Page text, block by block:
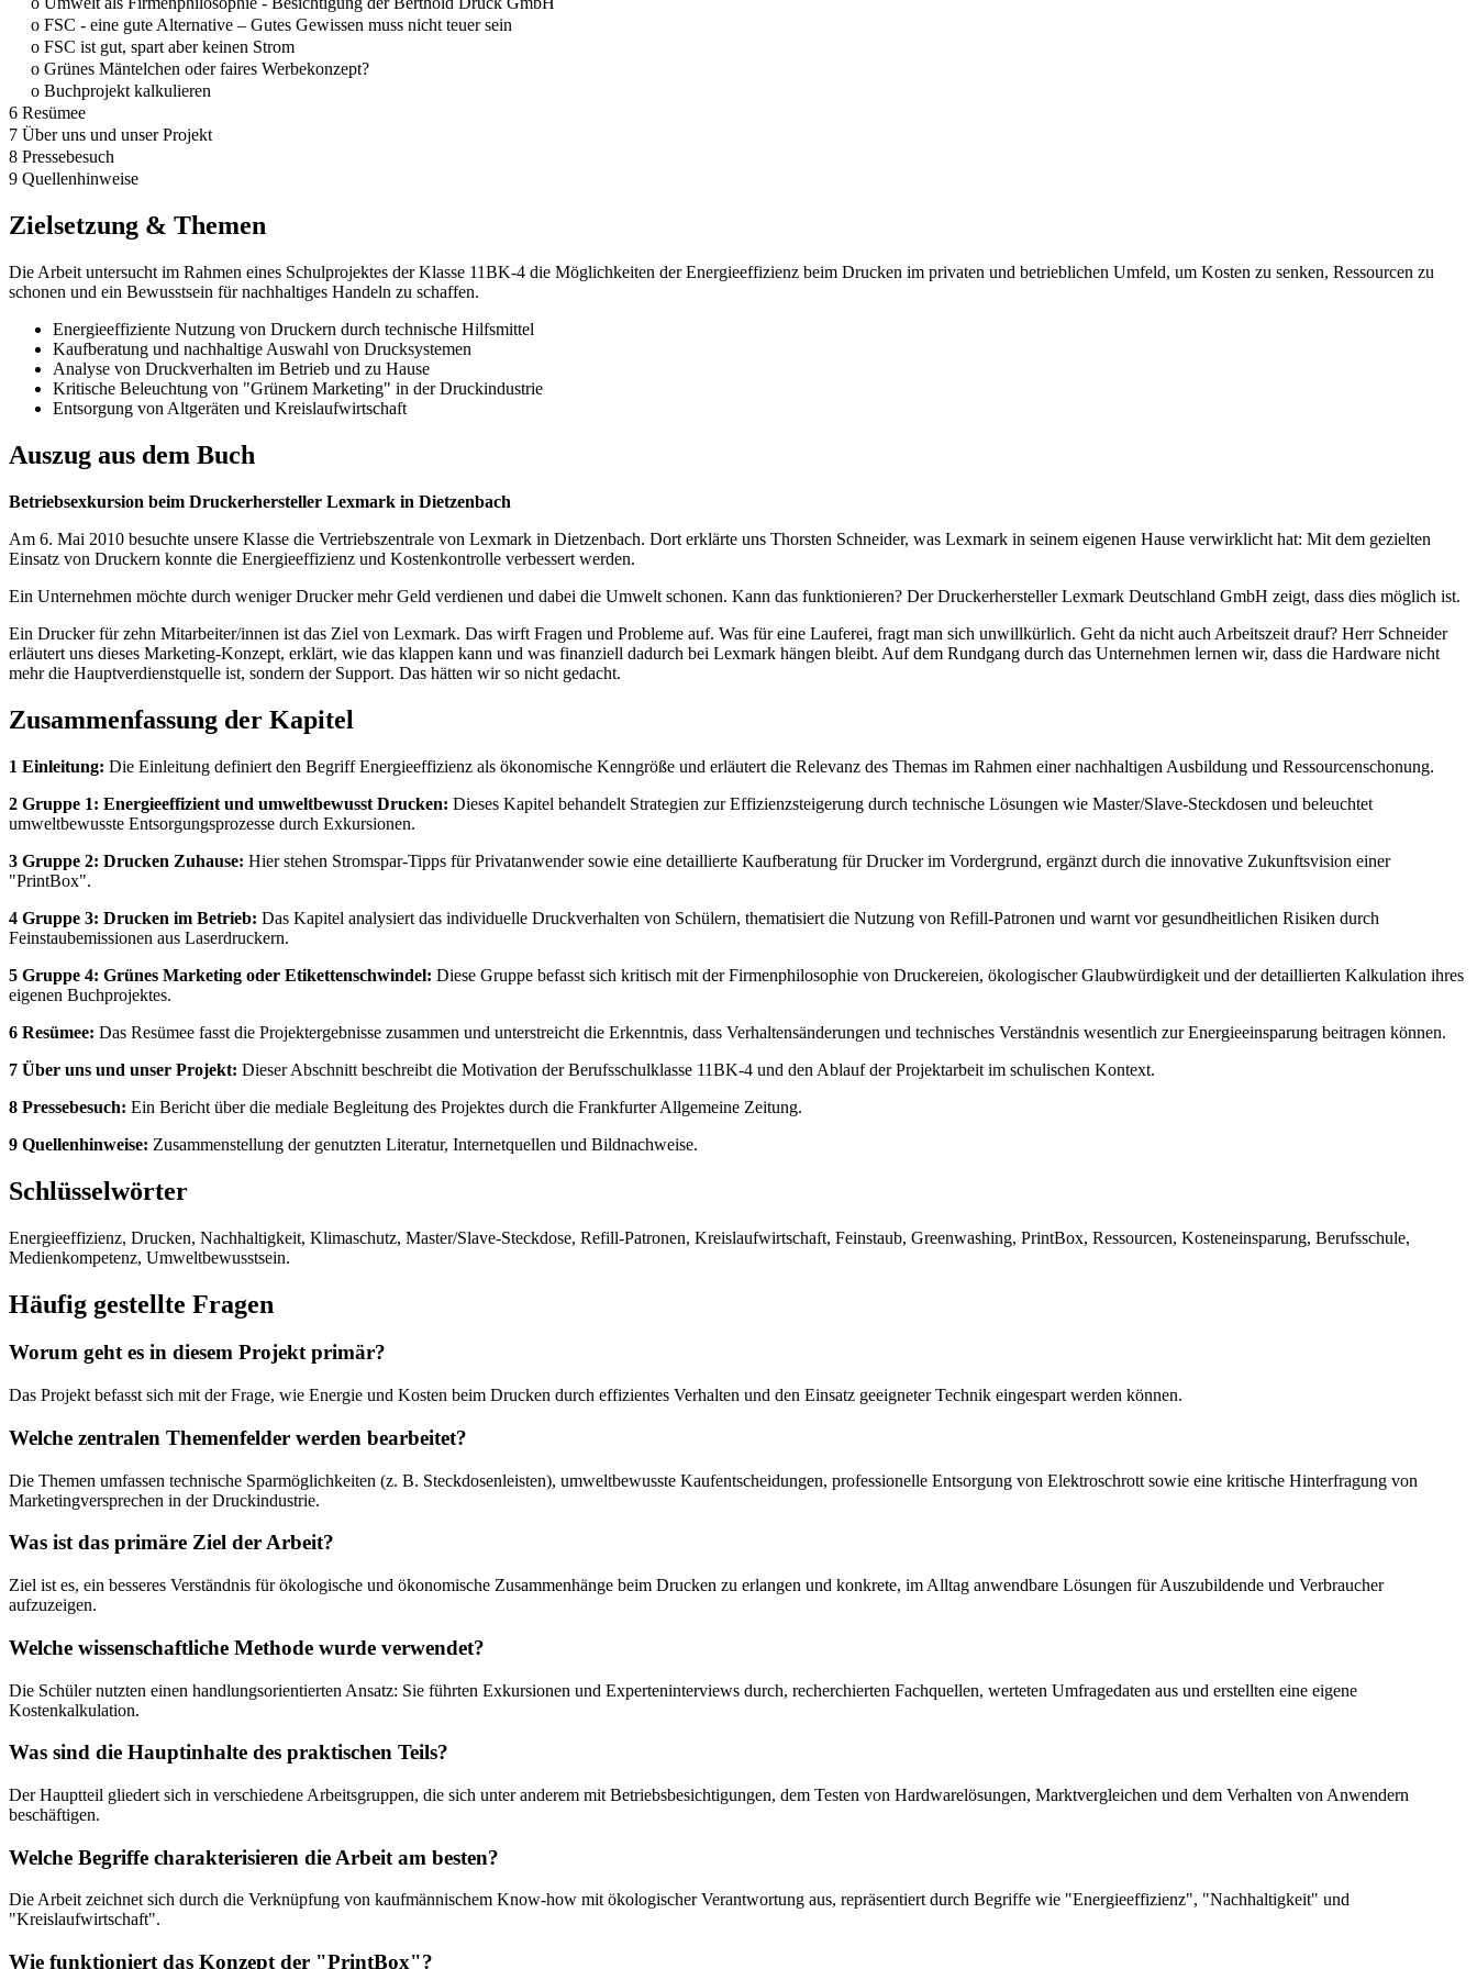
o FSC - eine gute Alternative – Gutes Gewissen muss nicht teuer sein
o FSC ist gut, spart aber keinen Strom
o Grünes Mäntelchen oder faires Werbekonzept?
o Buchprojekt kalkulieren
6 Resümee
7 Über uns und unser Projekt
8 Pressebesuch
9 Quellenhinweise
Zielsetzung & Themen
Die Arbeit untersucht im Rahmen eines Schulprojektes der Klasse 11BK-4 die Möglichkeiten der Energieeffizienz beim Drucken im privaten und betrieblichen Umfeld, um Kosten zu senken, Ressourcen zu
schonen und ein Bewusstsein für nachhaltiges Handeln zu schaffen.
Energieeffiziente Nutzung von Druckern durch technische Hilfsmittel
Kaufberatung und nachhaltige Auswahl von Drucksystemen
Analyse von Druckverhalten im Betrieb und zu Hause
Kritische Beleuchtung von "Grünem Marketing" in der Druckindustrie
Entsorgung von Altgeräten und Kreislaufwirtschaft
Auszug aus dem Buch
Betriebsexkursion beim Druckerhersteller Lexmark in Dietzenbach
Am 6. Mai 2010 besuchte unsere Klasse die Vertriebszentrale von Lexmark in Dietzenbach. Dort erklärte uns Thorsten Schneider, was Lexmark in seinem eigenen Hause verwirklicht hat: Mit dem gezielten
Einsatz von Druckern konnte die Energieeffizienz und Kostenkontrolle verbessert werden.
Ein Unternehmen möchte durch weniger Drucker mehr Geld verdienen und dabei die Umwelt schonen. Kann das funktionieren? Der Druckerhersteller Lexmark Deutschland GmbH zeigt, dass dies möglich ist.
Ein Drucker für zehn Mitarbeiter/innen ist das Ziel von Lexmark. Das wirft Fragen und Probleme auf. Was für eine Lauferei, fragt man sich unwillkürlich. Geht da nicht auch Arbeitszeit drauf? Herr Schneider
erläutert uns dieses Marketing-Konzept, erklärt, wie das klappen kann und was finanziell dadurch bei Lexmark hängen bleibt. Auf dem Rundgang durch das Unternehmen lernen wir, dass die Hardware nicht
mehr die Hauptverdienstquelle ist, sondern der Support. Das hätten wir so nicht gedacht.
Zusammenfassung der Kapitel
1 Einleitung: Die Einleitung definiert den Begriff Energieeffizienz als ökonomische Kenngröße und erläutert die Relevanz des Themas im Rahmen einer nachhaltigen Ausbildung und Ressourcenschonung.
2 Gruppe 1: Energieeffizient und umweltbewusst Drucken: Dieses Kapitel behandelt Strategien zur Effizienzsteigerung durch technische Lösungen wie Master/Slave-Steckdosen und beleuchtet
umweltbewusste Entsorgungsprozesse durch Exkursionen.
3 Gruppe 2: Drucken Zuhause: Hier stehen Stromspar-Tipps für Privatanwender sowie eine detaillierte Kaufberatung für Drucker im Vordergrund, ergänzt durch die innovative Zukunftsvision einer
"PrintBox".
4 Gruppe 3: Drucken im Betrieb: Das Kapitel analysiert das individuelle Druckverhalten von Schülern, thematisiert die Nutzung von Refill-Patronen und warnt vor gesundheitlichen Risiken durch
Feinstaubemissionen aus Laserdruckern.
5 Gruppe 4: Grünes Marketing oder Etikettenschwindel: Diese Gruppe befasst sich kritisch mit der Firmenphilosophie von Druckereien, ökologischer Glaubwürdigkeit und der detaillierten Kalkulation ihres
eigenen Buchprojektes.
6 Resümee: Das Resümee fasst die Projektergebnisse zusammen und unterstreicht die Erkenntnis, dass Verhaltensänderungen und technisches Verständnis wesentlich zur Energieeinsparung beitragen können.
7 Über uns und unser Projekt: Dieser Abschnitt beschreibt die Motivation der Berufsschulklasse 11BK-4 und den Ablauf der Projektarbeit im schulischen Kontext.
8 Pressebesuch: Ein Bericht über die mediale Begleitung des Projektes durch die Frankfurter Allgemeine Zeitung.
9 Quellenhinweise: Zusammenstellung der genutzten Literatur, Internetquellen und Bildnachweise.
Schlüsselwörter
Energieeffizienz, Drucken, Nachhaltigkeit, Klimaschutz, Master/Slave-Steckdose, Refill-Patronen, Kreislaufwirtschaft, Feinstaub, Greenwashing, PrintBox, Ressourcen, Kosteneinsparung, Berufsschule,
Medienkompetenz, Umweltbewusstsein.
Häufig gestellte Fragen
Worum geht es in diesem Projekt primär?
Das Projekt befasst sich mit der Frage, wie Energie und Kosten beim Drucken durch effizientes Verhalten und den Einsatz geeigneter Technik eingespart werden können.
Welche zentralen Themenfelder werden bearbeitet?
Die Themen umfassen technische Sparmöglichkeiten (z. B. Steckdosenleisten), umweltbewusste Kaufentscheidungen, professionelle Entsorgung von Elektroschrott sowie eine kritische Hinterfragung von
Marketingversprechen in der Druckindustrie.
Was ist das primäre Ziel der Arbeit?
Ziel ist es, ein besseres Verständnis für ökologische und ökonomische Zusammenhänge beim Drucken zu erlangen und konkrete, im Alltag anwendbare Lösungen für Auszubildende und Verbraucher
aufzuzeigen.
Welche wissenschaftliche Methode wurde verwendet?
Die Schüler nutzten einen handlungsorientierten Ansatz: Sie führten Exkursionen und Experteninterviews durch, recherchierten Fachquellen, werteten Umfragedaten aus und erstellten eine eigene
Kostenkalkulation.
Was sind die Hauptinhalte des praktischen Teils?
Der Hauptteil gliedert sich in verschiedene Arbeitsgruppen, die sich unter anderem mit Betriebsbesichtigungen, dem Testen von Hardwarelösungen, Marktvergleichen und dem Verhalten von Anwendern
beschäftigen.
Welche Begriffe charakterisieren die Arbeit am besten?
Die Arbeit zeichnet sich durch die Verknüpfung von kaufmännischem Know-how mit ökologischer Verantwortung aus, repräsentiert durch Begriffe wie "Energieeffizienz", "Nachhaltigkeit" und
"Kreislaufwirtschaft".
Wie funktioniert das Konzept der "PrintBox"?